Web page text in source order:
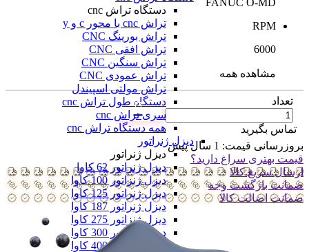
دستگاه تراش cnc
تراش cnc با محور c و y
تراش بورینگ CNC
تراش افقی CNC
تراش سنگین CNC
تراش عمودی CNC
تراش مولتی اسپیندل
دستگاه طول تراش cnc
سری تراش cnc
همه دستگاه تراش cnc
دیزل ژنراتور
دیزل ژنراتور
دیزل ژنراتور 62 کاوا
دیزل ژنزاتور 100 کاوا
دیزل ژنراتور 125 کاوا
دیزل ژنراتور 187 کاوا
دیزل ژنزاتور 275 کاوا
دیزل ژنزاتور 300 کاوا
دیزل ژنزاتور 400 کاوا
RPM
6000
مشاهده همه
تعداد
تماس بگیرید
بروزرسانی قیمت: 1 سال پیش
قیمت بهتری سراغ دارید؟
ارسال سریع کالا
ضمانت بازگشت وجه
ضمانت اضالت کالا